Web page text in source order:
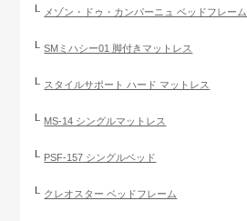
メゾン・ドゥ・カンパーニュ ベッドフレーム
SMミハシー01 脚付きマットレス
スタイルサポート ハード マットレス
MS-14 シングルマットレス
PSF-157 シングルベッド
クレオスター ベッドフレーム